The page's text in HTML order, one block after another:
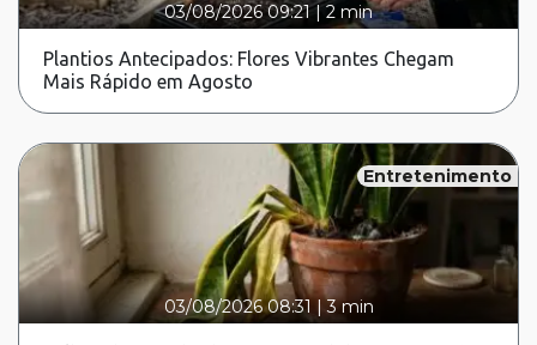
03/08/2026 09:21|2 min
Plantios Antecipados: Flores Vibrantes Chegam
Mais Rápido em Agosto
Entretenimento
03/08/2026 08:31 |3 min